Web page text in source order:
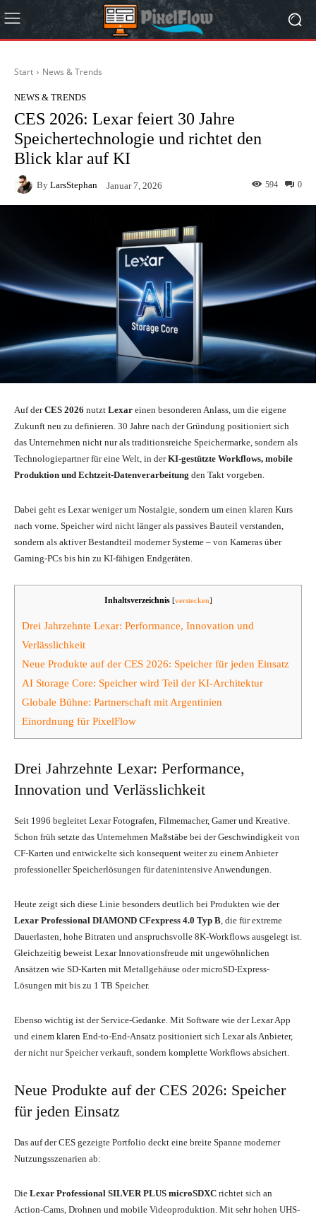
Start News & Trends
NEWS & TRENDS
CES 2026: Lexar feiert 30 Jahre
Speichertechnologie und richtet den
Blick klar auf KI
By LarsStephan Januar 7, 2026 0
594
Auf derCES 2026 nutzt Lexar einen besonderen Anlass, um die eigene
Zukunft neu zu definieren. 30 Jahre nach der Gründung positioniert sich
das Unternehmen nicht nur als traditionsreiche Speichermarke, sondern als
Technologiepartner für eine Welt, in derKI-gestützte Workflows, mobile
Produktion und Echtzeit-Datenverarbeitung den Takt vorgeben.
Dabei geht es Lexar weniger um Nostalgie, sondern um einen klaren Kurs
nach vorne. Speicher wird nicht länger als passives Bauteil verstanden,
sondern als aktiver Bestandteil moderner Systeme – von Kameras über
Gaming-PCs bis hin zu KI-fähigen Endgeräten.
Inhaltsverzeichnis [verstecken]
Drei Jahrzehnte Lexar: Performance, Innovation und
Verlässlichkeit
Neue Produkte auf der CES 2026: Speicher für jeden Einsatz
AI Storage Core: Speicher wird Teil der KI-Architektur
Globale Bühne: Partnerschaft mit Argentinien
Einordnung für PixelFlow
Drei Jahrzehnte Lexar: Performance,
Innovation und Verlässlichkeit
Seit 1996 begleitet Lexar Fotografen, Filmemacher, Gamer und Kreative.
Schon früh setzte das Unternehmen Maßstäbe bei der Geschwindigkeit von
CF-Karten und entwickelte sich konsequent weiter zu einem Anbieter
professioneller Speicherlösungen für datenintensive Anwendungen.
Heute zeigt sich diese Linie besonders deutlich bei Produkten wie der
Lexar Professional DIAMOND CFexpress 4.0 Typ B , die für extreme
Dauerlasten, hohe Bitraten und anspruchsvolle 8K-Workflows ausgelegt ist.
Gleichzeitig beweist Lexar Innovationsfreude mit ungewöhnlichen
Ansätzen wie SD-Karten mit Metallgehäuse oder microSD-Express-
Lösungen mit bis zu 1 TB Speicher.
Ebenso wichtig ist der Service-Gedanke. Mit Software wie der Lexar App
und einem klaren End-to-End-Ansatz positioniert sich Lexar als Anbieter,
der nicht nur Speicher verkauft, sondern komplette Workflows absichert.
Neue Produkte auf der CES 2026: Speicher
für jeden Einsatz
Das auf der CES gezeigte Portfolio deckt eine breite Spanne moderner
Nutzungsszenarien ab:
Die Lexar Professional SILVER PLUS microSDXC richtet sich an
Action-Cams, Drohnen und mobile Videoproduktion. Mit sehr hohen UHS-